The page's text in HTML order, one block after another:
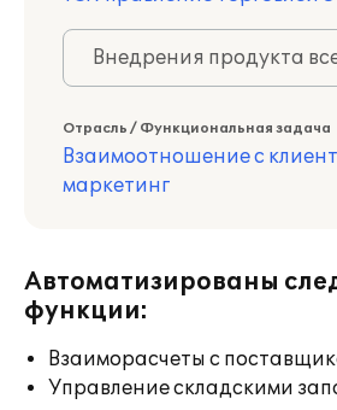
Внедрения продукта
Отрасль / Функциональная задача
Взаимоотношение с
маркетинг
Автоматизированы
функции:
Взаиморасчеты с
Управление складскими